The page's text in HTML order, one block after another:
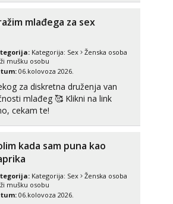
677- Kod: #72
- mob:1,12€ min
:)
677-677 - Kod: #136
- mob:1,12€ min
Obavijesti me kada se oslobodi
- mob:1,12€ min
Obavijesti me kada se oslobodi
:)
line pozive. Za vas sam
mlađega za sex
Kategorija: Sex
Ženska osoba
mušku osobu
06.kolovoza 2026.
za diskretna druženja van
🥰 Klikni na link
cekam te!
kada sam puna kao
Kategorija: Sex
Ženska osoba
mušku osobu
06.kolovoza 2026.